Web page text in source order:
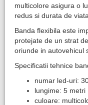
multicolore asigura o
redus si durata de
Banda flexibila este
protejate de un strat
oriunde in autovehicul
Specificatii tehnice
numar led-uri:
lungime: 5 metri
culoare: